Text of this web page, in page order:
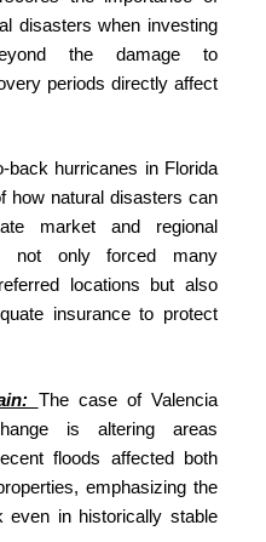
disasters when investing
the damage to
periods directly affect
back hurricanes in Florida
how natural disasters can
market and regional
not only forced many
locations but also
insurance to protect
The case of Valencia
is altering areas
floods affected both
emphasizing the
even in historically stable